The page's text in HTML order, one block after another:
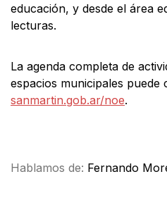
educación, y desde el área
lecturas.
La agenda completa de
espacios municipales puede
sanmartin.gob.ar/noe.
Hablamos de: Fernando